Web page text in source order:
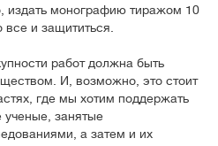
издать монографию тиражом 10
и защититься.
работ должна быть
И, возможно, это стоит
где мы хотим поддержать
ученые, занятые
а затем и их